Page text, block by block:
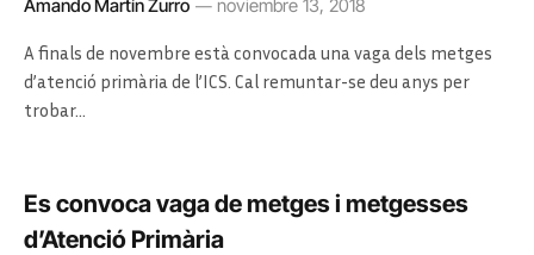
Amando Martín Zurro noviembre 13, 2018
A finals de novembre està convocada una vaga dels metges
d’atenció primària de l’ICS. Cal remuntar-se deu anys per
trobar…
Es convoca vaga de metges i metgesses
d’Atenció Primària